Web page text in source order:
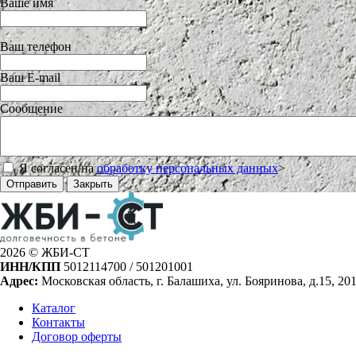
Ваше имя
Ваш телефон
Ваш E-mail
Сообщение
Я согласен наобработку персональных данных>
Отправить Закрыть
2026 © ЖБИ-СТ
ИНН/КПП 5012114700 / 501201001
Адрес: Московская область, г. Балашиха, ул. Бояринова, д.15, 201
Каталог
Контакты
Договор оферты